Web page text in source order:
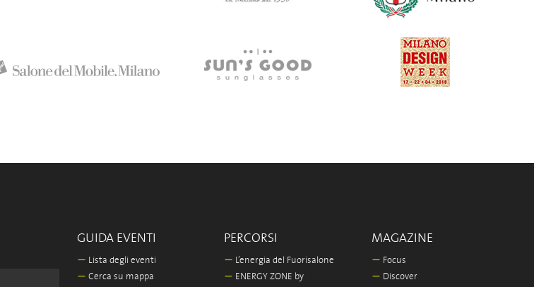
GUIDA EVENTI
— Lista degli eventi
— Cerca su mappa
PERCORSI
— L’energia del Fuorisalone
— ENERGY ZONE by
MAGAZINE
— Focus
— Discover